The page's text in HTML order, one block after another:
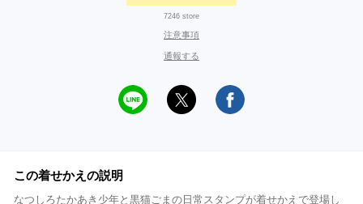
7246 store
注意事項
通報する
この着せかえの説明
なつしろたかあき少年と黒猫ごまの日常スタンプが着せかえで登場し